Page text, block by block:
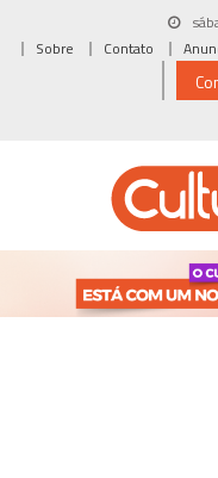
Sobre
Contato